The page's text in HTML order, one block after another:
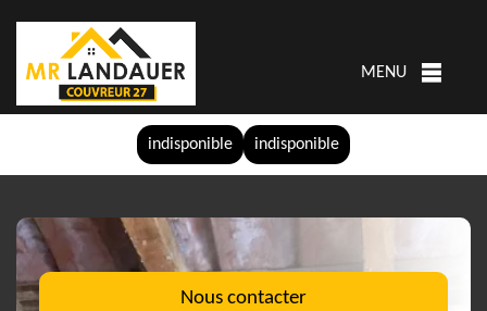
indisponible indisponible
MENU
Nous contacter